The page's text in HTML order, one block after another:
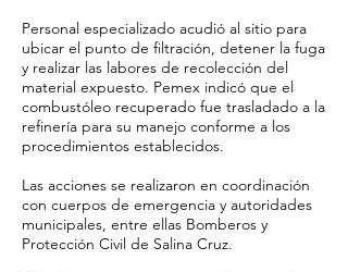
Personal especializado acudió al sitio para
ubicar el punto de filtración, detener la fuga
y realizar las labores de recolección del
material expuesto. Pemex indicó que el
combustóleo recuperado fue trasladado a la
refinería para su manejo conforme a los
procedimientos establecidos.
Las acciones se realizaron en coordinación
con cuerpos de emergencia y autoridades
municipales, entre ellas Bomberos y
Protección Civil de Salina Cruz.